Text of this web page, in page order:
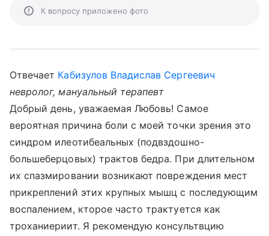
К вопросу приложено фото
Отвечает Кабизулов Владислав Сергеевич
невролог, мануальный терапевт
Добрый день, уважаемая Любовь! Самое
вероятная причина боли с моей точки зрения это
синдром илеотибеальных (подвздошно-
большеберцовых) трактов бедра. При длительном
их спазмировании возникают повреждения мест
прикреплений этих крупных мышц с последующим
воспалением, кторое часто трактуется как
троханиериит. Я рекомендую консультвцию